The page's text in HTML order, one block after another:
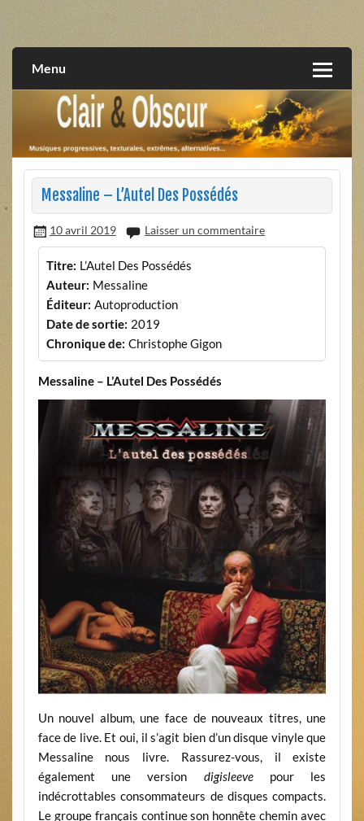
extrêmes, alternatives, texturales
Menu
Messaline – L’Autel Des Possédés
10 avril 2019 Laisser un commentaire
Titre: L’Autel Des Possédés
Auteur: Messaline
Éditeur: Autoproduction
Date de sortie: 2019
Chronique de: Christophe Gigon
Messaline – L’Autel Des Possédés
Un nouvel album, une face de nouveaux titres, une
face de live. Et oui, il s’agit bien d’un disque vinyle que
Messaline nous livre. Rassurez-vous, il existe
également une version digisleevepour les
indécrottables consommateurs de disques compacts.
Le groupe français continue son honnête chemin avec